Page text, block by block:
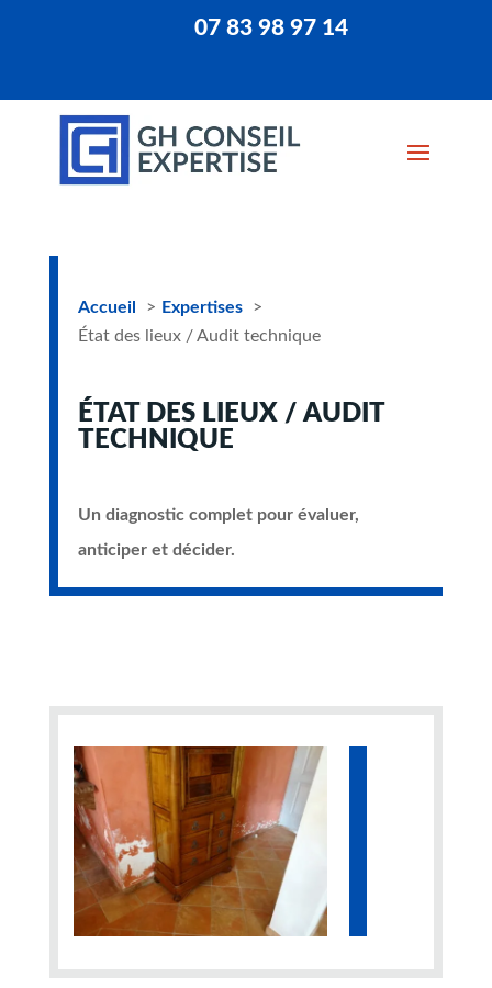
07 83 98 97 14
Accueil
Expertises
État des lieux / Audit technique
ÉTAT DES LIEUX / AUDIT
TECHNIQUE
Un diagnostic complet pour évaluer,
anticiper et décider.